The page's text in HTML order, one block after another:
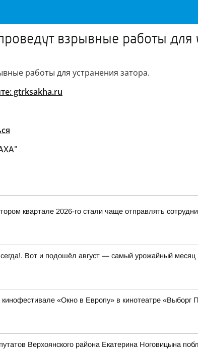
взрывные работы для
работы для устранения затора.
gtrksakha.ru
квартале 2026-го стали чаще отправлять
Вот и подошёл август — самый урожайный месяц
кинофестивале «Окно в Европу» в кинотеатре
Верхоянского района Екатерина Ноговицына